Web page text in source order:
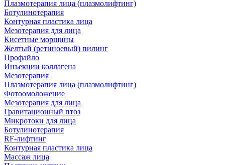
Плазмотерапия лица (плазмолифтинг)
Ботулинотерапия
Контурная пластика лица
Мезотерапия для лица
Кисетные морщины
Желтый (ретиноевый) пилинг
Профайло
Инъекции коллагена
Мезотерапия
Плазмотерапия лица (плазмолифтинг)
Фотоомоложение
Мезотерапия для лица
Гравитационный птоз
Микротоки для лица
Ботулинотерапия
RF-лифтинг
Контурная пластика лица
Массаж лица